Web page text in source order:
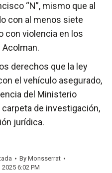
“N”, mismo que al
con al menos siete
con violencia en los
derechos que la ley
el vehículo asegurado,
del Ministerio
de investigación,
jurídica.
By Monsserrat
6:02 PM